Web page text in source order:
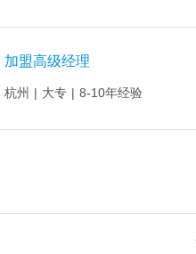
加盟高级经理
杭州 | 大专 | 8-10年经验